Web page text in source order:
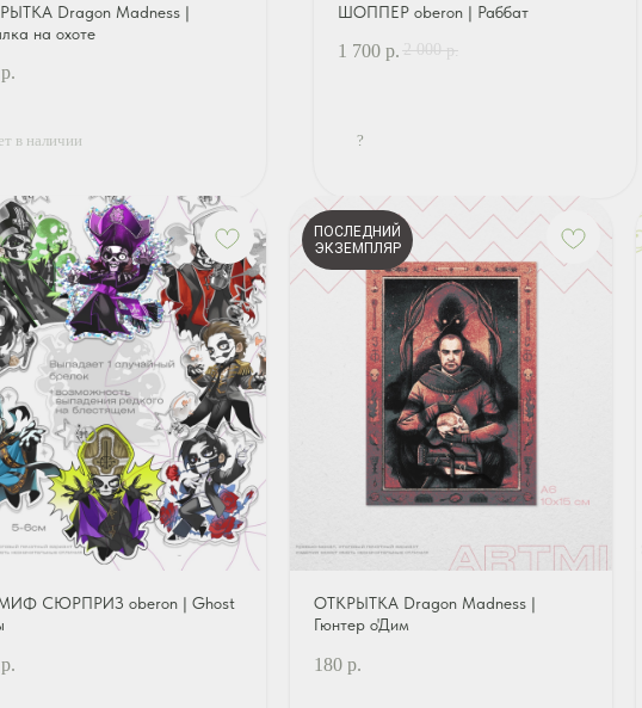
Dragon Madness |
на охоте
р.
в наличии
ШОППЕР oberon | Раббат
1 700 р. 2 000 р.
?
СЮРПРИЗ oberon | Ghost
р.
ПОСЛЕДНИЙ
ЭКЗЕМПЛЯР
ОТКРЫТКА Dragon Madness |
Гюнтер о'Дим
180 р.